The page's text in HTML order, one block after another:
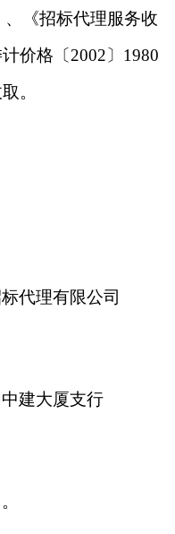
《招标代理服务收
价格〔2002〕1980
。
代理有限公司
建大厦支行